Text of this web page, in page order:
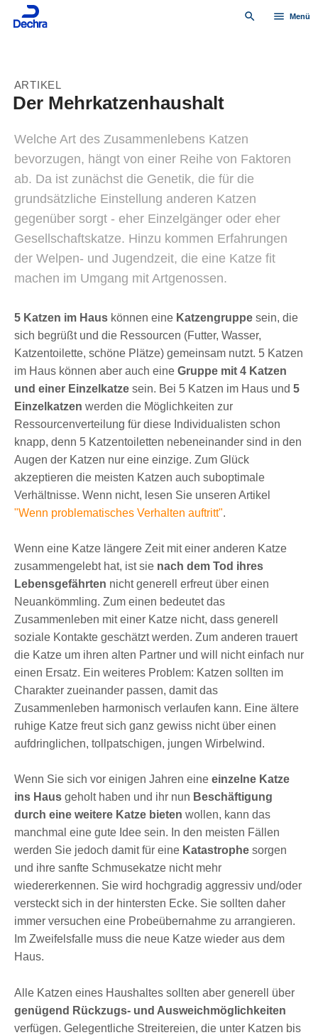
search menu Menü
ARTIKEL
Der Mehrkatzenhaushalt
Welche Art des Zusammenlebens Katzen
bevorzugen, hängt von einer Reihe von Faktoren
ab. Da ist zunächst die Genetik, die für die
grundsätzliche Einstellung anderen Katzen
gegenüber sorgt - eher Einzelgänger oder eher
Gesellschaftskatze. Hinzu kommen Erfahrungen
der Welpen- und Jugendzeit, die eine Katze fit
machen im Umgang mit Artgenossen.
5 Katzen im Hauskönnen eine Katzengruppe sein, die
sich begrüßt und die Ressourcen (Futter, Wasser,
Katzentoilette, schöne Plätze) gemeinsam nutzt. 5 Katzen
im Haus können aber auch eine Gruppe mit 4 Katzen
und einer Einzelkatzesein. Bei 5 Katzen im Haus und 5
Einzelkatzen werden die Möglichkeiten zur
Ressourcenverteilung für diese Individualisten schon
knapp, denn 5 Katzentoiletten nebeneinander sind in den
Augen der Katzen nur eine einzige. Zum Glück
akzeptieren die meisten Katzen auch suboptimale
Verhältnisse. Wenn nicht, lesen Sie unseren Artikel
"Wenn problematisches Verhalten auftritt".
Wenn eine Katze längere Zeit mit einer anderen Katze
zusammengelebt hat, ist sie nach dem Tod ihres
Lebensgefährten nicht generell erfreut über einen
Neuankömmling. Zum einen bedeutet das
Zusammenleben mit einer Katze nicht, dass generell
soziale Kontakte geschätzt werden. Zum anderen trauert
die Katze um ihren alten Partner und will nicht einfach nur
einen Ersatz. Ein weiteres Problem: Katzen sollten im
Charakter zueinander passen, damit das
Zusammenleben harmonisch verlaufen kann. Eine ältere
ruhige Katze freut sich ganz gewiss nicht über einen
aufdringlichen, tollpatschigen, jungen Wirbelwind.
Wenn Sie sich vor einigen Jahren eine einzelne Katze
ins Hausgeholt haben und ihr nun Beschäftigung
durch eine weitere Katze bieten wollen, kann das
manchmal eine gute Idee sein. In den meisten Fällen
werden Sie jedoch damit für eine Katastrophe sorgen
und ihre sanfte Schmusekatze nicht mehr
wiedererkennen. Sie wird hochgradig aggressiv und/oder
versteckt sich in der hintersten Ecke. Sie sollten daher
immer versuchen eine Probeübernahme zu arrangieren.
Im Zweifelsfalle muss die neue Katze wieder aus dem
Haus.
Alle Katzen eines Haushaltes sollten aber generell über
genügend Rückzugs- und Ausweichmöglichkeiten
verfügen. Gelegentliche Streitereien, die unter Katzen bis